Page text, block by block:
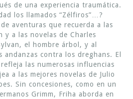
de una experiencia traumática.
los llamados “Zélfiros”…?
aventuras que recuerda a las
y a las novelas de Charles
el hombre árbol, y al
andanzas contra los dreghans. El
las numerosas influencias
a las mejores novelas de Julio
Sin concesiones, como en un
Grimm, Friha aborda en